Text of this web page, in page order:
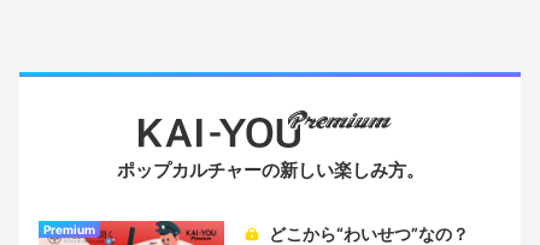
ポップカルチャーの新しい楽しみ方。
Premium